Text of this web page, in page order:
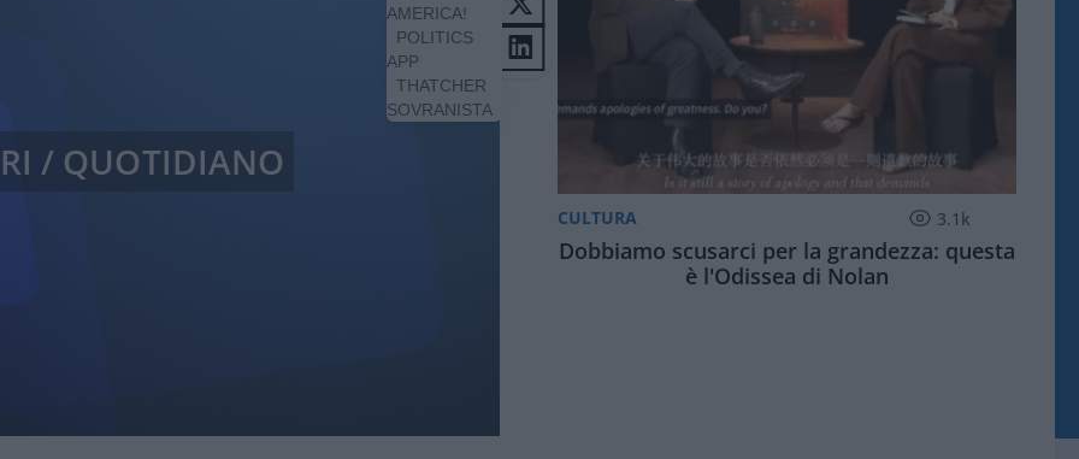
AMERICA!
POLITICS
APP
THATCHER
SOVRANISTA
/ QUOTIDIANO
CULTURA 3.1k
Dobbiamo scusarci per la grandezza: questa
è l'Odissea di Nolan